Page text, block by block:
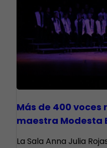
Más de 400
maestra Modesta
​La Sala Anna Julia